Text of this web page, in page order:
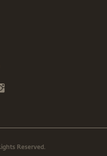
Reserved.